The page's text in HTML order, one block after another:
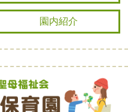
園内紹介